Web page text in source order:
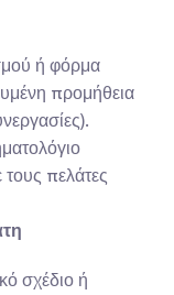
ή φόρμα
προμήθεια
τους πελάτες
σχέδιο ή